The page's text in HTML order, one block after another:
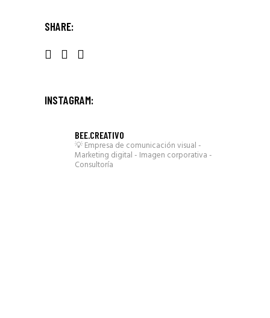
SHARE:
INSTAGRAM:
BEE.CREATIVO
💡 Empresa de comunicación visual-
Marketing digital- Imagen corporativa-
Consultoría